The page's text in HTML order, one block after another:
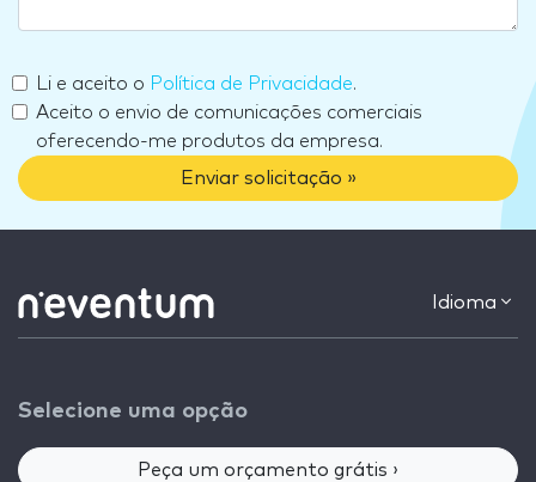
Li e aceito o Política de Privacidade.
Aceito o envio de comunicações comerciais
oferecendo-me produtos da empresa.
Enviar solicitação »
Idioma
Selecione uma opção
Peça um orçamento grátis ›